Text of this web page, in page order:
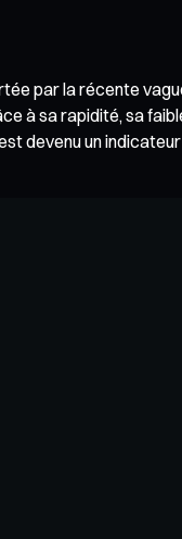
par la récente
à sa rapidité, sa
devenu un